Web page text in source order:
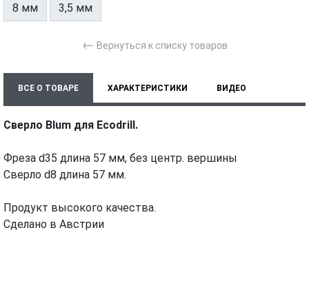
8 мм 3,5 мм
← Вернуться к списку товаров
ВСЕ О ТОВАРЕ ХАРАКТЕРИСТИКИ ВИДЕО
Сверло Blum для Ecodrill.
Фреза d35 длина 57 мм, без центр. вершины
Сверло d8 длина 57 мм.
Продукт высокого качества.
Сделано в Австрии